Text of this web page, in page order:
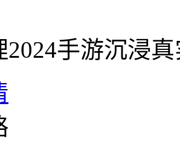
2024手游沉浸